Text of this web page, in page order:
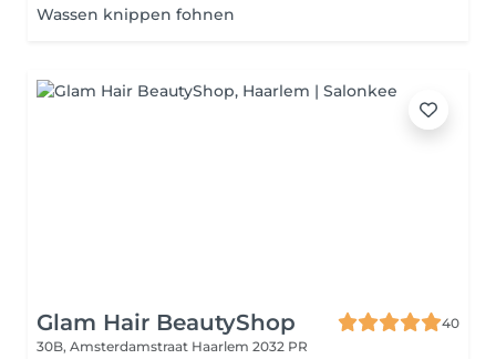
Wassen knippen fohnen
Glam Hair BeautyShop
40
30B, Amsterdamstraat Haarlem 2032 PR